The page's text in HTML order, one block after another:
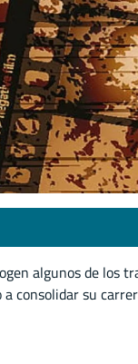
algunos de los
consolidar su